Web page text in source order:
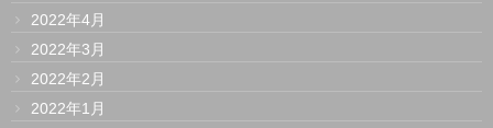
2022年4月
2022年3月
2022年2月
2022年1月